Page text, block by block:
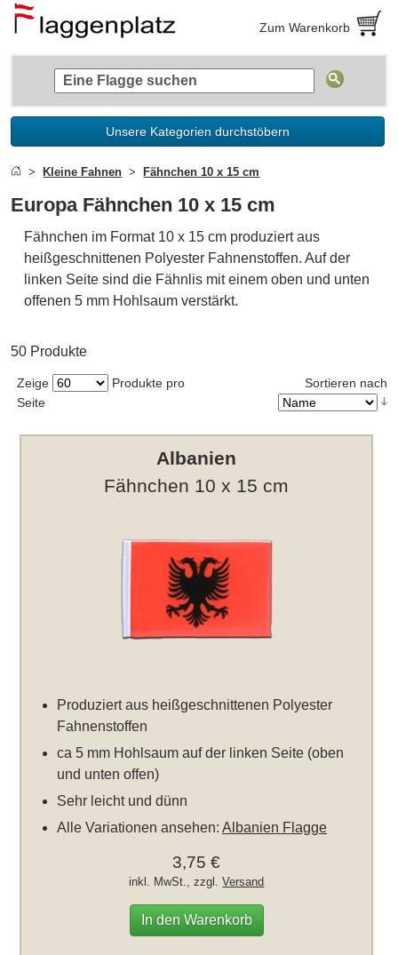
Zum Warenkorb
Unsere Kategorien durchstöbern
Kleine Fahnen Fähnchen 10 x 15 cm
Europa Fähnchen 10 x 15 cm
Fähnchen im Format 10 x 15 cm produziert aus
heißgeschnittenen Polyester Fahnenstoffen. Auf der
linken Seite sind die Fähnlis mit einem oben und unten
offenen 5 mm Hohlsaum verstärkt.
50 Produkte
Zeige
Produkte pro
Seite
Sortieren nach
Albanien
Fähnchen 10 x 15 cm
Produziert aus heißgeschnittenen Polyester
Fahnenstoffen
ca 5 mm Hohlsaum auf der linken Seite (oben
und unten offen)
Sehr leicht und dünn
Alle Variationen ansehen:Albanien Flagge
3,75 €
inkl. MwSt., zzgl.Versand
In den Warenkorb